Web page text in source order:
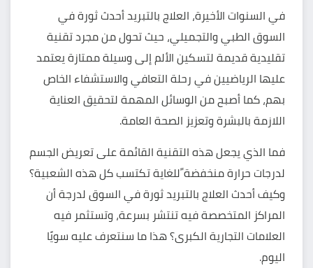
في السنوات الأخيرة، العلاج بالتبريد أحدث ثورة في
السوق الطبي والتجميلي، حيث تحول من مجرد تقنية
تقليدية قديمة لتسكين الألم إلى وسيلة ممتازة يعتمد
عليها الرياضيين في رحلة التعافي والاستشفاء الخاص
بهم، كما أصبح من الوسائل المهمة لتحقيق العناية
اللازمة بالبشرة وتعزيز الصحة العامة.
فما الذي يجعل هذه التقنية القائمة على تعريض الجسم
لدرجات حرارة منخفضة ًللغاية تكتسب كل هذه الشعبية؟
وكيف أحدث العلاج بالتبريد ثورة في السوق لدرجة أن
المراكز المتخصصة فيه تنتشر بسرعة، وتستثمر فيه
العلامات التجارية الكبرى؟ هذا ما سنتعرف عليه سويًا
اليوم.